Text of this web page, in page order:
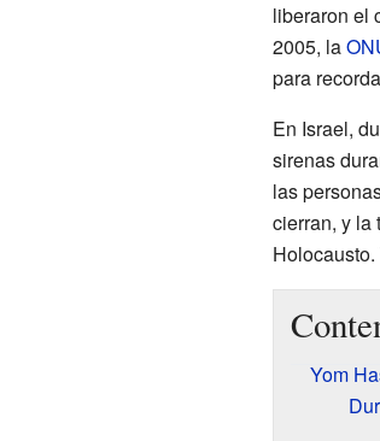
liberaron el
2005, la
para
En Israel,
sirenas
las
cierran, y la
Yom